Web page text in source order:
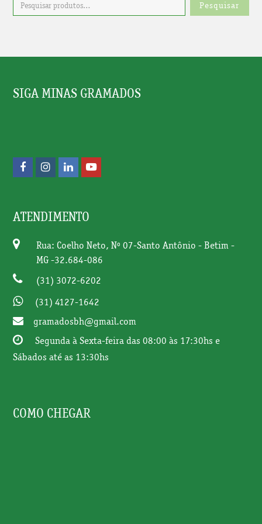
Pesquisar
SIGA MINAS GRAMADOS
F
e
I
t
a
g
r
a
m
L
k
e
d
I
n
Y
u
b
e
ATENDIMENTO
Rua: Coelho Neto, Nº 07-Santo Antônio - Betim -
MG -32.684-086
(31) 3072-6202
(31) 4127-1642
gramadosbh@gmail.com
Segunda à Sexta-feira das 08:00 às 17:30hs e
Sábados até as 13:30hs
COMO CHEGAR